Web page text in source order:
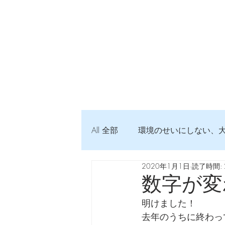
All 全部 環境のせいにしない、
弦交換の記録 DTM 始め
Imanjy Studio 使われているモノ
数字が
2020年1月1日 読了時間:
明けました！
去年のうちに終わ